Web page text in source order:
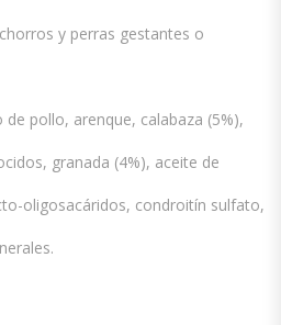
y perras gestantes o
pollo, arenque, calabaza (5%),
granada (4%), aceite de
oligosacáridos, condroitín sulfato,